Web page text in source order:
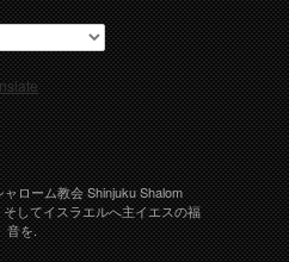
ャローム教会 Shinjuku Shalom
してイスラエルへ主イエスの福
音を.